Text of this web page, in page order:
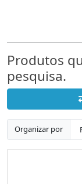
Produtos
pesquisa.
Organizar por